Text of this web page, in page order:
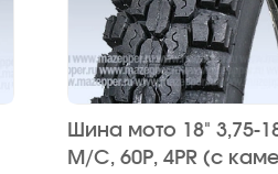
Шина мото 18" 3,75-
M/C, 60P, 4PR (с